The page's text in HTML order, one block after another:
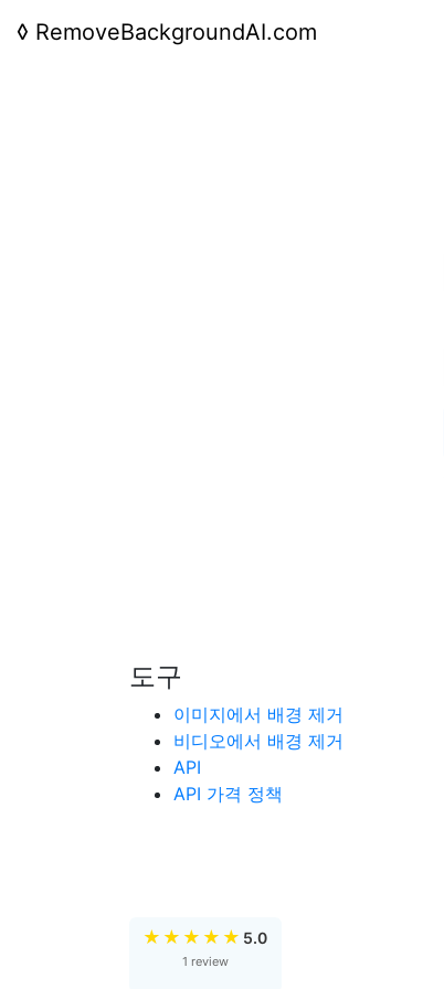
◊ RemoveBackgroundAI.com
도구
이미지에서 배경 제거
비디오에서 배경 제거
API
API 가격 정책
★ ★ ★ ★ ★ 5.0
1 review